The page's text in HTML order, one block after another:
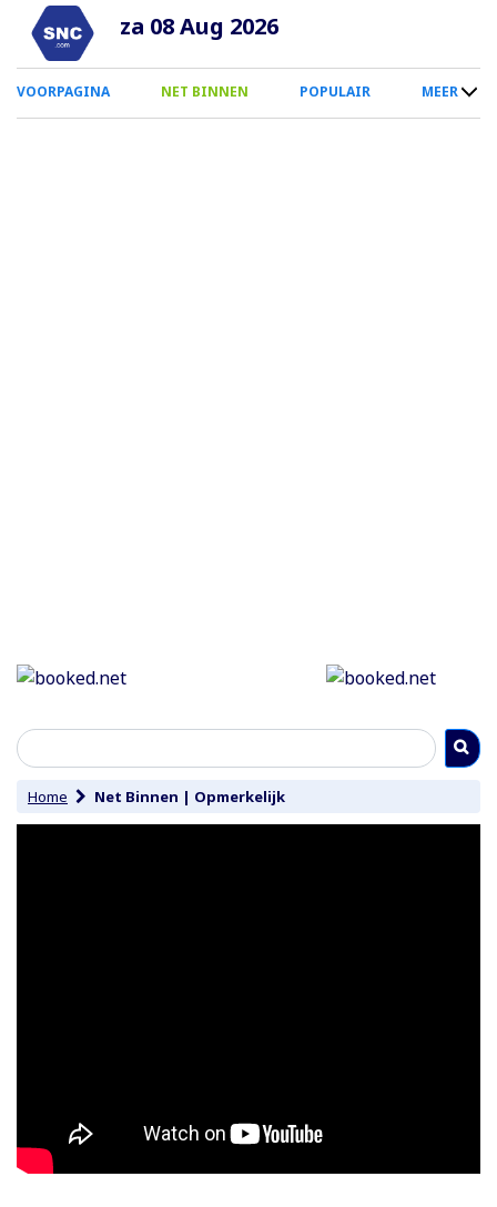
Overslaan
naar
inhoud
za 08 Aug 2026
0
Smartphone
VOORPAGINA NET BINNEN POPULAIR MEER
Home Net Binnen | Opmerkelijk